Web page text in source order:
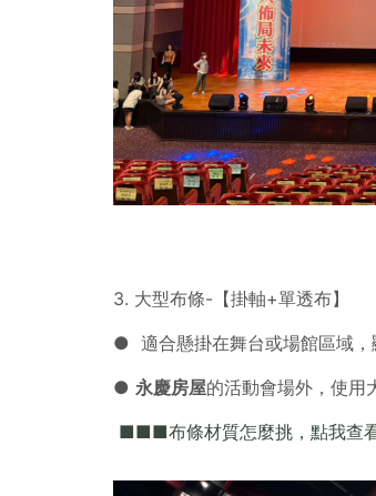
3. 大型布條-【掛軸+單透布】
● 適合懸掛在舞台或場館區域，
● 永慶房屋的活動會場外，使用
■■■布條材質怎麼挑，點我